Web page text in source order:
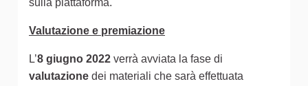
Valutazione e premiazione
L’8 giugno 2022 verrà avviata la fase di
valutazione dei materiali che sarà effettuata